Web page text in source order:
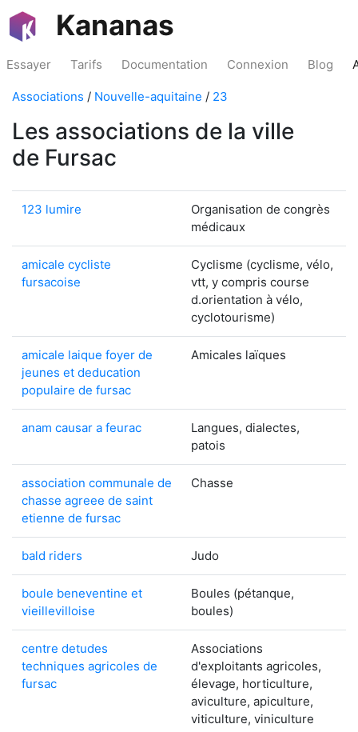
Kananas
Essayer Tarifs Documentation Connexion Blog
Associations / Nouvelle-aquitaine / 23
Les associations de la ville
de Fursac
123 lumire
Organisation de congrès
médicaux
amicale cycliste
fursacoise
Cyclisme (cyclisme, vélo,
vtt, y compris course
d.orientation à vélo,
cyclotourisme)
amicale laique foyer de
jeunes et deducation
populaire de fursac
Amicales laïques
anam causar a feurac
Langues, dialectes,
patois
association communale de
chasse agreee de saint
etienne de fursac
Chasse
bald riders Judo
boule beneventine et
vieillevilloise
Boules (pétanque,
boules)
centre detudes
techniques agricoles de
fursac
Associations
d'exploitants agricoles,
élevage, horticulture,
aviculture, apiculture,
viticulture, viniculture